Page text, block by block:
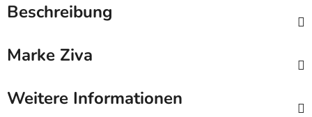
Beschreibung
Marke Ziva
Weitere Informationen